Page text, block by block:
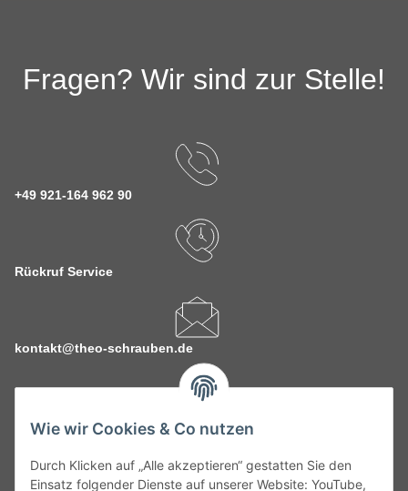
Wie wir Cookies & Co nutzen
Durch Klicken auf „Alle akzeptieren“ gestatten Sie den
Einsatz folgender Dienste auf unserer Website: YouTube,
Fragen? Wir sind zur Stelle!
+49 921-164 962 90
Rückruf Service
kontakt@theo-schrauben.de
Service